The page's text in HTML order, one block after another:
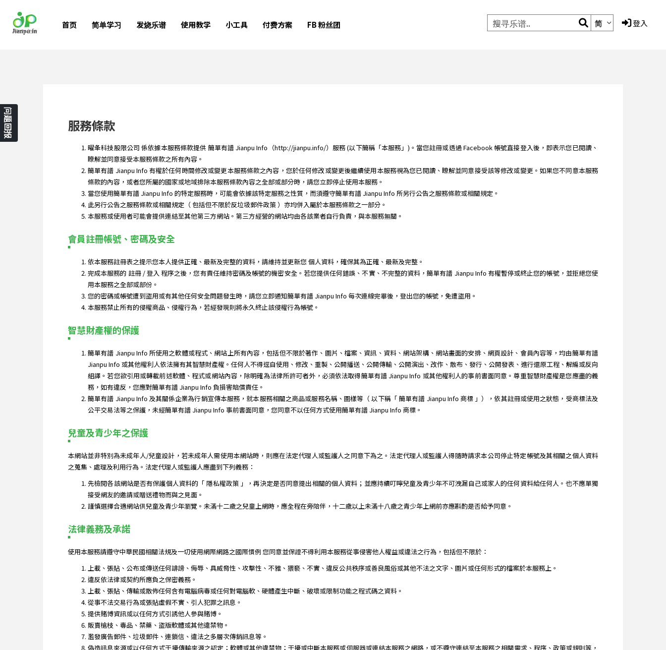
首页 简单学习 发烧乐谱 使用教学 小工具 付费方案 FB 粉丝团 简 登入
服務條款
曜夆科技股限公司 係依據本服務條款提供 簡單有譜 Jianpu Info（http://jianpu.info/）服務 (以下簡稱「本服務」)。當您註冊或透過 Facebook 帳號直接登入後，即表示您已閱讀、
瞭解並同意接受本服務條款之所有內容。
簡單有譜 Jianpu Info 有權於任何時間修改或變更本服務條款之內容，您於任何修改或變更後繼續使用本服務視為您已閱讀、瞭解並同意接受該等修改或變更。如果您不同意本服務
條款的內容，或者您所屬的國家或地域排除本服務條款內容之全部或部分時，請您立即停止使用本服務。
當您使用簡單有譜 Jianpu Info 的特定服務時，可能會依據該特定服務之性質，而須遵守簡單有譜 Jianpu Info 所另行公告之服務條款或相關規定。
此另行公告之服務條款或相關規定（ 包括但不限於反垃圾郵件政策 ）亦均併入屬於本服務條款之一部分。
本服務或使用者可能會提供連結至其他第三方網站。第三方經營的網站均由各該業者自行負責，與本服務無關。
會員註冊帳號、密碼及安全
依本服務註冊表之提示您本人提供正確、最新及完整的資料，請維持並更新您 個人資料，確保其為正確、最新及完整。
完成本服務的 註冊 / 登入 程序之後，您有責任維持密碼及帳號的機密安全。若您提供任何錯誤、不實、不完整的資料，簡單有譜 Jianpu Info 有權暫停或終止您的帳號，並拒絕您使
用本服務之全部或部份。
您的密碼或帳號遭到盜用或有其他任何安全問題發生時，請您立即通知簡單有譜 Jianpu Info 每次連線完畢後，登出您的帳號，免遭盜用。
本服務禁止所有的侵權商品、侵權行為，若經發現則將永久終止該侵權行為帳號。
智慧財產權的保護
簡單有譜 Jianpu Info 所使用之軟體或程式、網站上所有內容，包括但不限於著作、圖片、檔案、資訊、資料、網站架構、網站畫面的安排、網頁設計、會員內容等，均由簡單有譜
Jianpu Info 或其他權利人依法擁有其智慧財產權。任何人不得逕自使用、修改、重製、公開播送、公開傳輸、公開演出、改作、散布、發行、公開發表、進行還原工程、解編或反向
組譯。若您欲引用或轉載前述軟體、程式或網站內容，除明確為法律所許可者外，必須依法取得簡單有譜 Jianpu Info 或其他權利人的事前書面同意。尊重智慧財產權是您應盡的義
務，如有違反，您應對簡單有譜 Jianpu Info 負損害賠償責任。
簡單有譜 Jianpu Info 及其關係企業為行銷宣傳本服務，就本服務相關之商品或服務名稱、圖樣等（ 以下稱「 簡單有譜 Jianpu Info 商標 」），依其註冊或使用之狀態，受商標法及
公平交易法等之保護，未經簡單有譜 Jianpu Info 事前書面同意，您同意不以任何方式使用簡單有譜 Jianpu Info 商標。
兒童及青少年之保護
本網站並非特別為未成年人/兒童設計，若未成年人需使用本網站時，則應在法定代理人或監護人之同意下為之。法定代理人或監護人得隨時請求本公司停止特定帳號及其相關之個人資料
之蒐集、處理及利用行為。法定代理人或監護人應盡到下列義務：
先檢閱各該網站是否有保護個人資料的「 隱私權政策 」，再決定是否同意提出相關的個人資料；並應持續叮嚀兒童及青少年不可洩漏自己或家人的任何資料給任何人。也不應單獨
接受網友的邀請或贈送禮物而與之見面。
謹慎選擇合適網站供兒童及青少年瀏覽。未滿十二歲之兒童上網時，應全程在旁陪伴，十二歲以上未滿十八歲之青少年上網前亦應斟酌是否給予同意。
法律義務及承諾
使用本服務請遵守中華民國相關法規及一切使用網際網路之國際慣例 您同意並保證不得利用本服務從事侵害他人權益或違法之行為，包括但不限於：
上載、張貼、公布或傳送任何誹謗、侮辱、具威脅性、攻擊性、不雅、猥褻、不實、違反公共秩序或善良風俗或其他不法之文字、圖片或任何形式的檔案於本服務上。
違反依法律或契約所應負之保密義務。
上載、張貼、傳輸或散佈任何含有電腦病毒或任何對電腦軟、硬體產生中斷、破壞或限制功能之程式碼之資料。
從事不法交易行為或張貼虛假不實、引人犯罪之訊息。
提供賭博資訊或以任何方式引誘他人參與賭博。
販賣槍枝、毒品、禁藥、盜版軟體或其他違禁物。
濫發廣告郵件、垃圾郵件、連鎖信、違法之多層次傳銷訊息等。
偽造訊息來源或以任何方式干擾傳輸來源之認定；軟體或其他違禁物；干擾或中斷本服務或伺服器或連結本服務之網路，或不遵守連結至本服務之相關需求、程序、政策或規則等，
问题回报